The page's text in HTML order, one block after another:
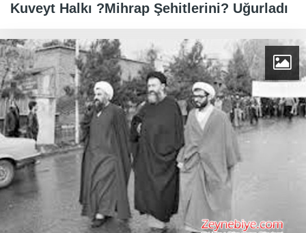
Kuveyt Halkı ?Mihrap Şehitlerini? Uğurladı